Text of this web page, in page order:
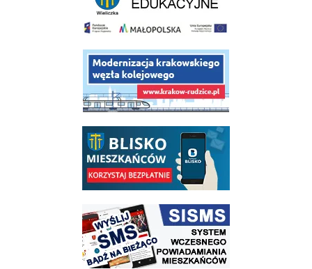
link do opisu projektu budowy linii kolejowej Krakow Rudzice
link do opisu aplikacji - BLISKO, Gmina Wieliczka w aplikacji Blisko
link do strony systemu wczesnego ostrzegania mieszkańców SISMS